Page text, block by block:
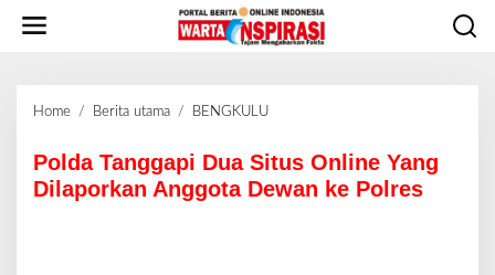
Home / Berita utama / BENGKULU
l
a
Polda Tanggapi Dua Situs Online Yang
Dilaporkan Anggota Dewan ke Polres